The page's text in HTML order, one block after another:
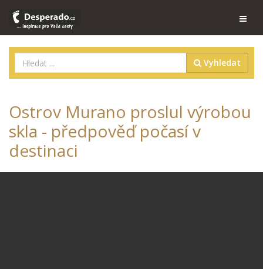
Vyhledat
Ostrov Murano proslul výrobou
skla - předpověď počasí v
destinaci